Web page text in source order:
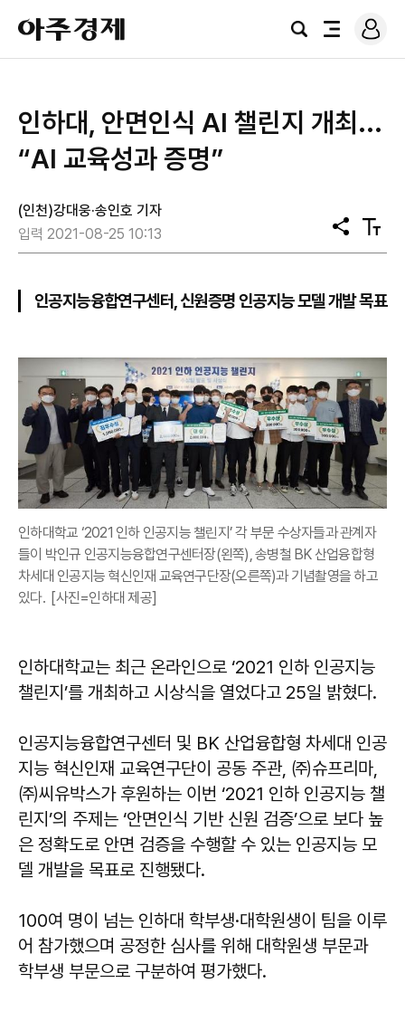
아
주
경
검
전
로
그
인하대, 안면인식 AI 챌린지 개최...
“AI 교육성과 증명”
(인천)강대웅·송인호 기자
입력 2021-08-25 10:13
공
유
텍
스
기
인공지능융합연구센터, 신원증명 인공지능 모델 개발 목표
인하대학교 ‘2021 인하 인공지능 챌린지’ 각 부문 수상자들과 관계자
들이 박인규 인공지능융합연구센터장(왼쪽), 송병철 BK 산업융합형
차세대 인공지능 혁신인재 교육연구단장(오른쪽)과 기념촬영을 하고
있다. [사진=인하대 제공]
인하대학교는 최근 온라인으로 ‘2021 인하 인공지능
챌린지’를 개최하고 시상식을 열었다고 25일 밝혔다.
인공지능융합연구센터 및 BK 산업융합형 차세대 인공
지능 혁신인재 교육연구단이 공동 주관, ㈜슈프리마,
㈜씨유박스가 후원하는 이번 ‘2021 인하 인공지능 챌
린지’의 주제는 ‘안면인식 기반 신원 검증’으로 보다 높
은 정확도로 안면 검증을 수행할 수 있는 인공지능 모
델 개발을 목표로 진행됐다.
100여 명이 넘는 인하대 학부생·대학원생이 팀을 이루
어 참가했으며 공정한 심사를 위해 대학원생 부문과
학부생 부문으로 구분하여 평가했다.